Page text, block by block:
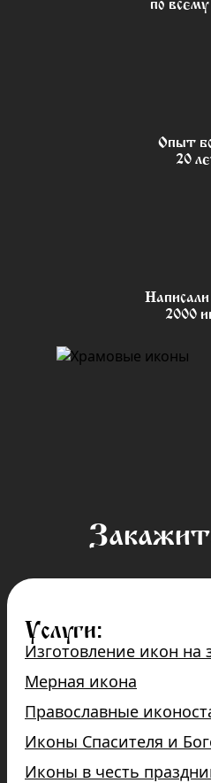
по
Опыт
20
Написали
2000
Услуги:
Изготовление икон на
Мерная икона
Православные
Иконы Спасителя и
Иконы в честь